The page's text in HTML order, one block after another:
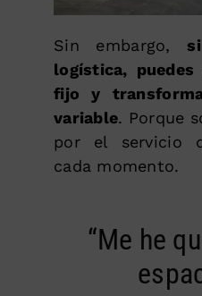
Sin embargo,
logística,
fijo y
variable. Porque
por el servicio
cada momento.
“Me he